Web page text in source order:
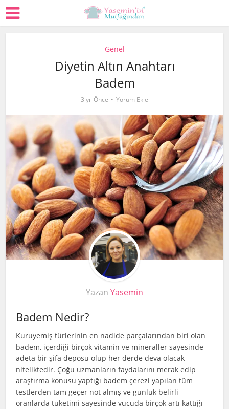
Genel
Diyetin Altın Anahtarı
Badem
3 yıl Önce Yorum Ekle
Yazan Yasemin
Badem Nedir?
Kuruyemiş türlerinin en nadide parçalarından biri olan
badem, içerdiği birçok vitamin ve mineraller sayesinde
adeta bir şifa deposu olup her derde deva olacak
niteliktedir. Çoğu uzmanların faydalarını merak edip
araştırma konusu yaptığı badem çerezi yapılan tüm
testlerden tam geçer not almış ve günlük belirli
oranlarda tüketimi sayesinde vücuda birçok artı kattığı